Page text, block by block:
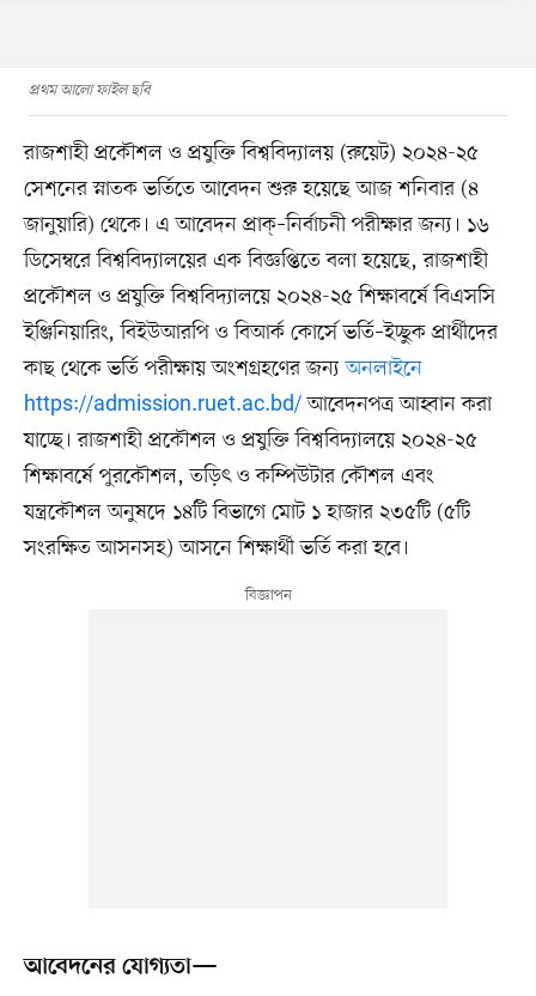
প্রথম আলো ফাইল ছবি
রাজশাহী প্রকৌশল ও প্রযুক্তি বিশ্ববিদ্যালয় (রুয়েট) ২০২৪-২৫
সেশনের স্নাতক ভর্তিতে আবেদন শুরু হয়েছে আজ শনিবার (৪
জানুয়ারি) থেকে। এ আবেদন প্রাক্‌–নির্বাচনী পরীক্ষার জন্য। ১৬
ডিসেম্বরে বিশ্ববিদ্যালয়ের এক বিজ্ঞপ্তিতে বলা হয়েছে, রাজশাহী
প্রকৌশল ও প্রযুক্তি বিশ্ববিদ্যালয়ে ২০২৪-২৫ শিক্ষাবর্ষে বিএসসি
ইঞ্জিনিয়ারিং, বিইউআরপি ও বিআর্ক কোর্সে ভর্তি–ইচ্ছুক প্রার্থীদের
কাছ থেকে ভর্তি পরীক্ষায় অংশগ্রহণের জন্যঅনলাইনে
https://admission.ruet.ac.bd/আবেদনপত্র আহ্বান করা
যাচ্ছে। রাজশাহী প্রকৌশল ও প্রযুক্তি বিশ্ববিদ্যালয়ে ২০২৪-২৫
শিক্ষাবর্ষে পুরকৌশল, তড়িৎ ও কম্পিউটার কৌশল এবং
যন্ত্রকৌশল অনুষদে ১৪টি বিভাগে মোট ১ হাজার ২৩৫টি (৫টি
সংরক্ষিত আসনসহ) আসনে শিক্ষার্থী ভর্তি করা হবে।
আবেদনের যোগ্যতা—